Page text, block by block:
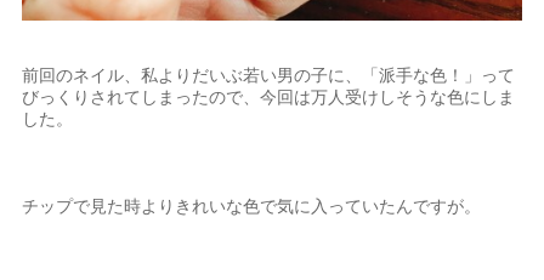
前回のネイル、私よりだいぶ若い男の子に、「派手な色！」って
びっくりされてしまったので、今回は万人受けしそうな色にしま
した。
チップで見た時よりきれいな色で気に入っていたんですが。